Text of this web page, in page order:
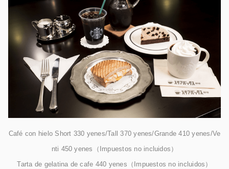
Café con hielo Short 330 yenes/Tall 370 yenes/Grande 410 yenes/Ve
nti 450 yenes（Impuestos no incluidos）
Tarta de gelatina de cafe 440 yenes（Impuestos no incluidos）